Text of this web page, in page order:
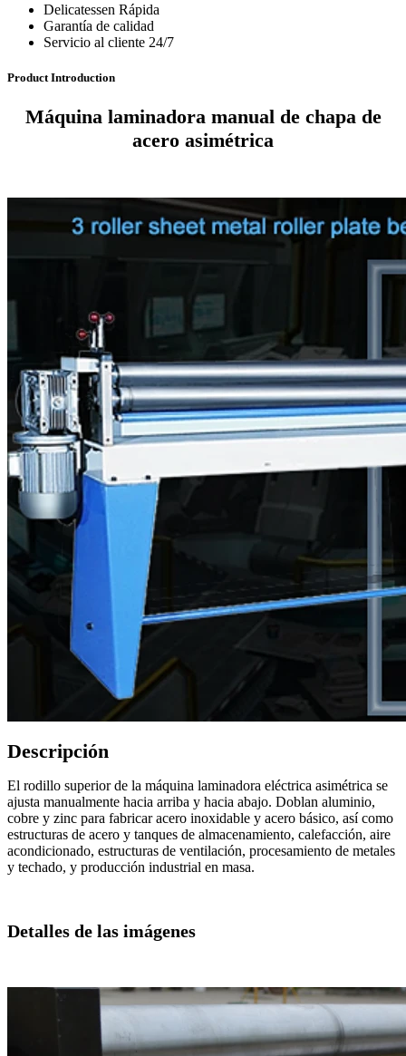
Delicatessen Rápida
Garantía de calidad
Servicio al cliente 24/7
Product Introduction
Máquina laminadora manual de chapa de
acero asimétrica
Descripción
El rodillo superior de la máquina laminadora eléctrica asimétrica se
ajusta manualmente hacia arriba y hacia abajo. Doblan aluminio,
cobre y zinc para fabricar acero inoxidable y acero básico, así como
estructuras de acero y tanques de almacenamiento, calefacción, aire
acondicionado, estructuras de ventilación, procesamiento de metales
y techado, y producción industrial en masa.
Detalles de las imágenes